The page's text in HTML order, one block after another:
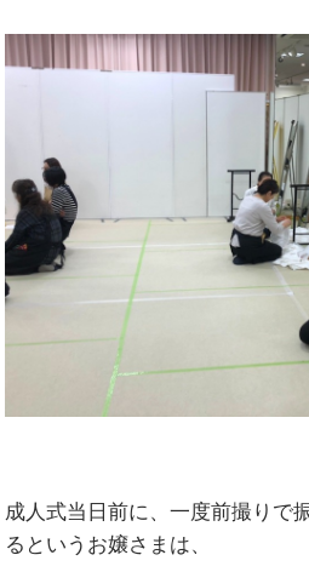
成人式当日前に、一度前撮りで
るというお嬢さまは、